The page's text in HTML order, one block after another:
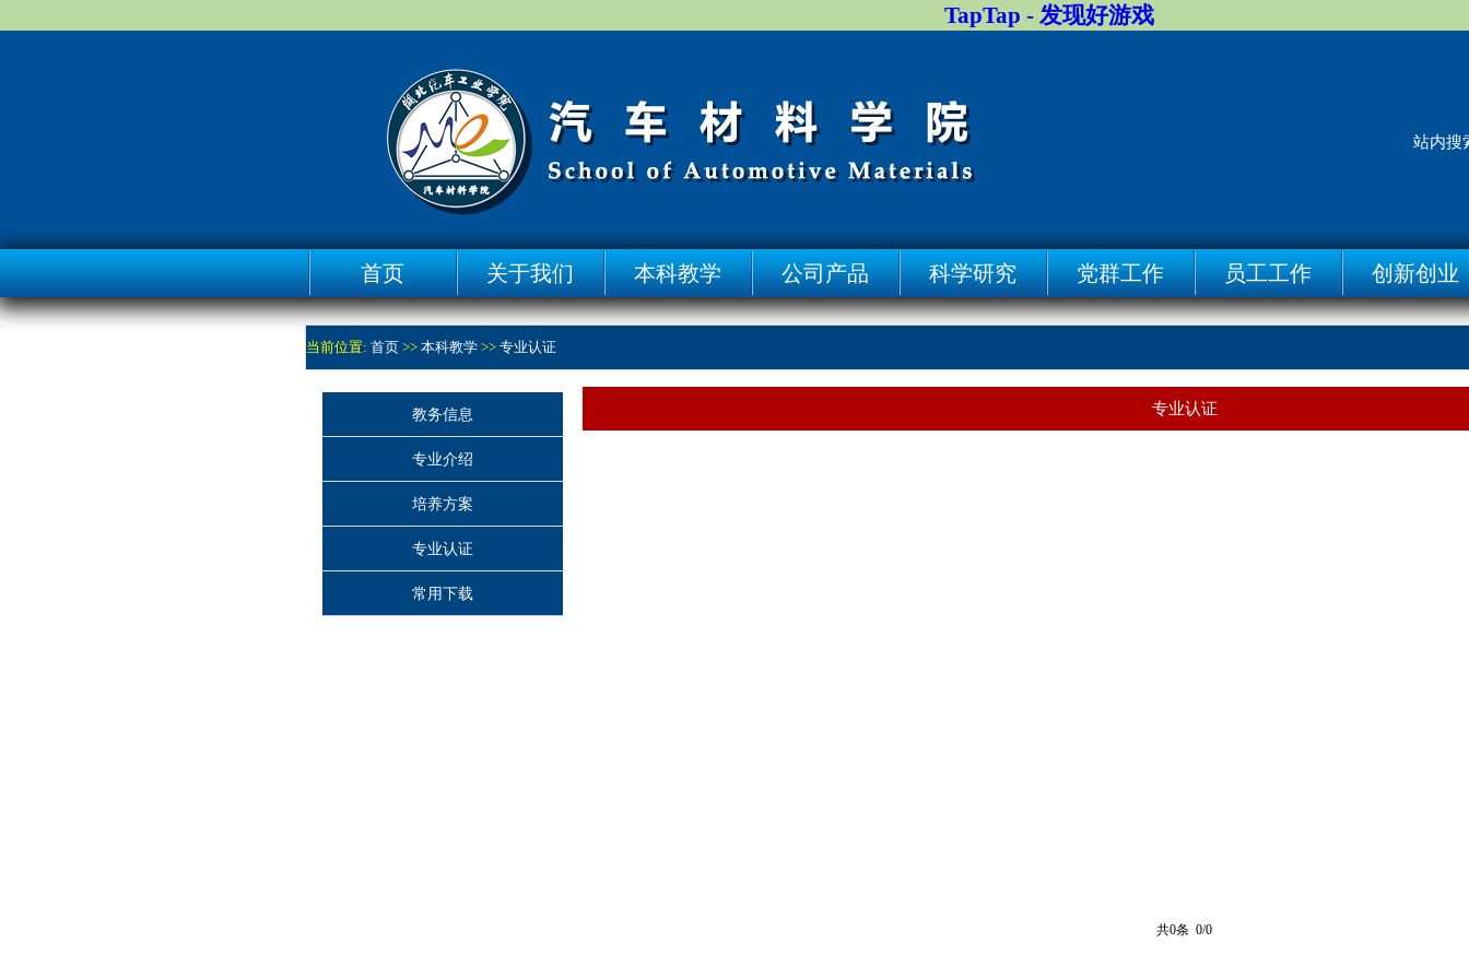
TapTap - 发现好游戏
站内搜
首页 关于我们 本科教学 公司产品 科学研究 党群工作 员工工作 创新创业
当前位置: 首页 >> 本科教学 >> 专业认证
教务信息
专业介绍
培养方案
专业认证
常用下载
专业认证
共0条 0/0